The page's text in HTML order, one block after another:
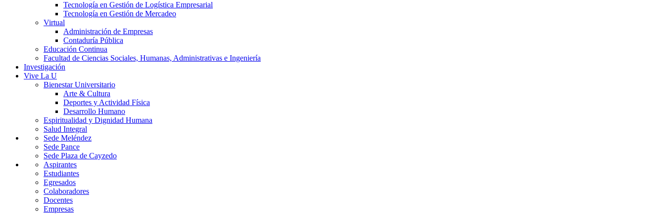
Tecnología en Gestión de Logística Empresarial
Tecnología en Gestión de Mercadeo
Virtual
Administración de Empresas
Contaduría Pública
Educación Continua
Facultad de Ciencias Sociales, Humanas, Administrativas e Ingeniería
Investigación
Vive La U
Bienestar Universitario
Arte & Cultura
Deportes y Actividad Física
Desarrollo Humano
Espiritualidad y Dignidad Humana
Salud Integral
Sede Meléndez
Sede Pance
Sede Plaza de Cayzedo
Aspirantes
Estudiantes
Egresados
Colaboradores
Docentes
Empresas